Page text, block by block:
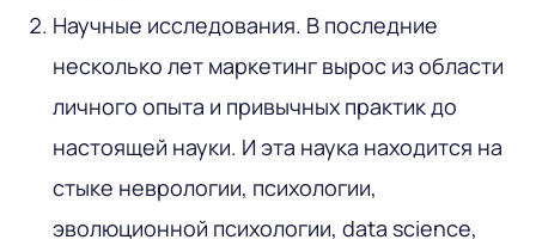
Научные исследования. В последние
несколько лет маркетинг вырос из области
личного опыта и привычных практик до
настоящей науки. И эта наука находится на
стыке неврологии, психологии,
эволюционной психологии, data science,